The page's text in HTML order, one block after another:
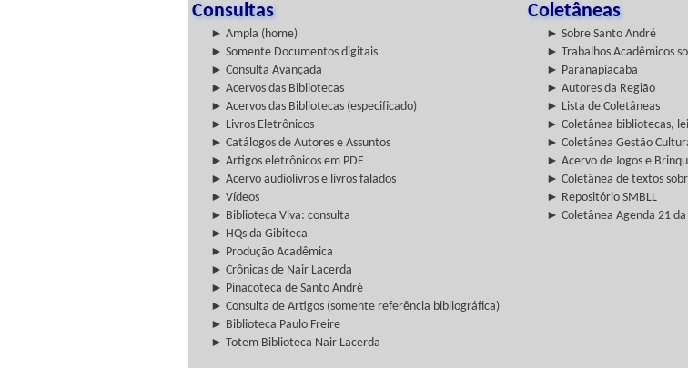
Consultas Coletâneas
► Ampla (home) ► Sobre Santo André
► Somente Documentos digitais
► Trabalhos Acadêmicos
► Consulta Avançada
► Paranapiacaba
► Acervos das Bibliotecas
► Autores da Região
► Acervos das Bibliotecas (especificado)
► Lista de Coletâneas
► Livros Eletrônicos
► Coletânea bibliotecas,
► Catálogos de Autores e Assuntos
► Coletânea Gestão
► Artigos eletrônicos em PDF
► Acervo de Jogos e
► Acervo audiolivros e livros falados
► Coletânea de textos
► Vídeos
► Repositório SMBLL
► Biblioteca Viva: consulta
► Coletânea Agenda 21
► HQs da Gibiteca
► Produção Acadêmica
► Crônicas de Nair Lacerda
► Pinacoteca de Santo André
► Consulta de Artigos (somente referência bibliográfica)
► Biblioteca Paulo Freire
► Totem Biblioteca Nair Lacerda